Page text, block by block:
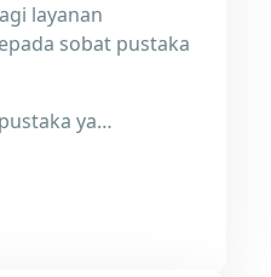
layanan
sobat pustaka
ya…